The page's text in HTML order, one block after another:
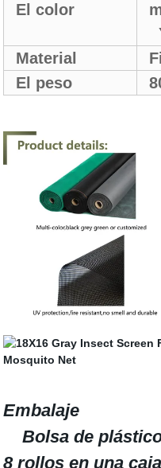
El color
Material
El peso
Embalaje
Bolsa de plástico
8 rollos en una